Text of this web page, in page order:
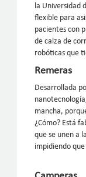
la Universidad
flexible para
pacientes con
de calza de
robóticas que
Remeras
Desarrollada
mancha,
¿Cómo? Está
que se unen a
impidiendo